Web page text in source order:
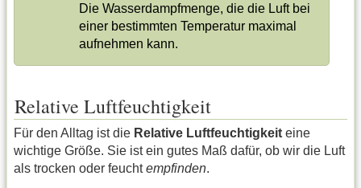
Die Wasserdampfmenge, die die Luft bei
einer bestimmten Temperatur maximal
aufnehmen kann.
Relative Luftfeuchtigkeit
Für den Alltag ist die Relative Luftfeuchtigkeit eine
wichtige Größe. Sie ist ein gutes Maß dafür, ob wir die Luft
als trocken oder feuchtempfinden.